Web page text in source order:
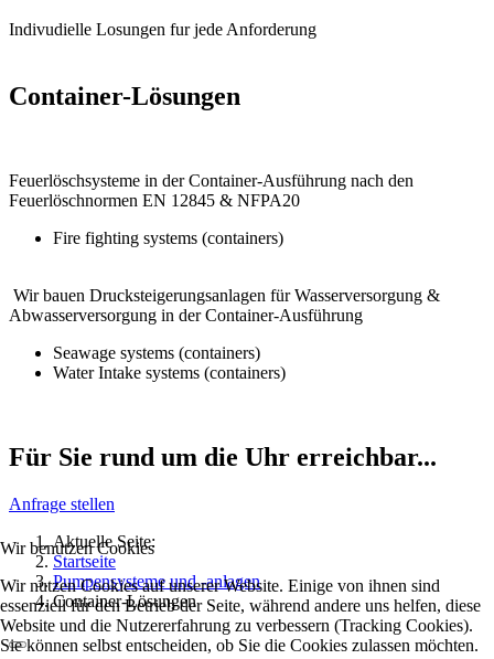
Indivudielle Losungen fur jede Anforderung
Container-Lösungen
Feuerlöschsysteme in der Container-Ausführung nach den
Feuerlöschnormen EN 12845 & NFPA20
Fire fighting systems (containers)
Wir bauen Drucksteigerungsanlagen für Wasserversorgung &
Abwasserversorgung in der Container-Ausführung
Seawage systems (containers)
Water Intake systems (containers)
Für Sie rund um die Uhr erreichbar...
Anfrage stellen
Aktuelle Seite:
Startseite
Pumpensysteme und -anlagen
Container-Lösungen
Wir benutzen Cookies
Wir nutzen Cookies auf unserer Website. Einige von ihnen sind
essenziell für den Betrieb der Seite, während andere uns helfen, diese
Website und die Nutzererfahrung zu verbessern (Tracking Cookies).
Sie können selbst entscheiden, ob Sie die Cookies zulassen möchten.